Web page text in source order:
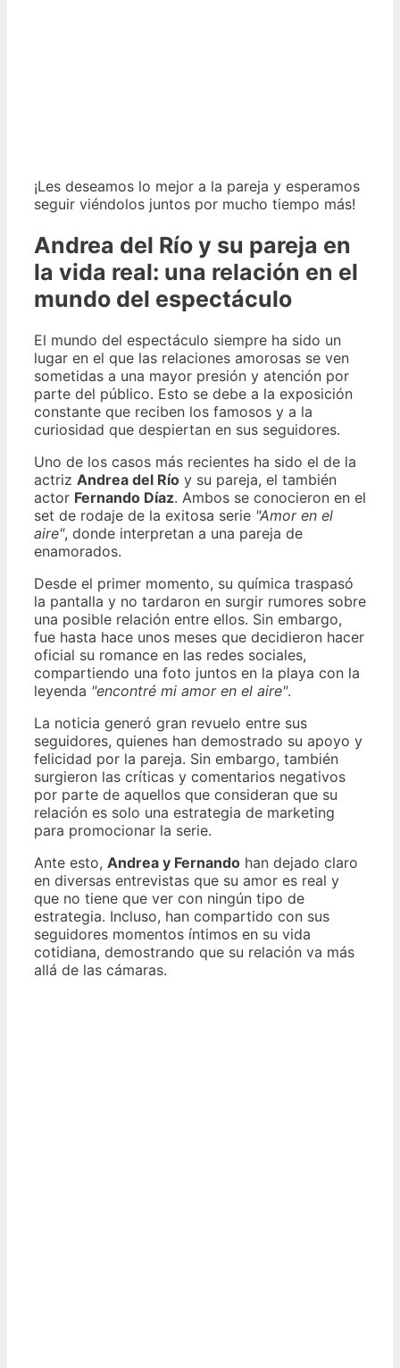
¡Les deseamos lo mejor a la pareja y esperamos
seguir viéndolos juntos por mucho tiempo más!
Andrea del Río y su pareja en
la vida real: una relación en el
mundo del espectáculo
El mundo del espectáculo siempre ha sido un
lugar en el que las relaciones amorosas se ven
sometidas a una mayor presión y atención por
parte del público. Esto se debe a la exposición
constante que reciben los famosos y a la
curiosidad que despiertan en sus seguidores.
Uno de los casos más recientes ha sido el de la
actriz Andrea del Río y su pareja, el también
actor Fernando Díaz. Ambos se conocieron en el
set de rodaje de la exitosa serie "Amor en el
aire", donde interpretan a una pareja de
enamorados.
Desde el primer momento, su química traspasó
la pantalla y no tardaron en surgir rumores sobre
una posible relación entre ellos. Sin embargo,
fue hasta hace unos meses que decidieron hacer
oficial su romance en las redes sociales,
compartiendo una foto juntos en la playa con la
leyenda "encontré mi amor en el aire".
La noticia generó gran revuelo entre sus
seguidores, quienes han demostrado su apoyo y
felicidad por la pareja. Sin embargo, también
surgieron las críticas y comentarios negativos
por parte de aquellos que consideran que su
relación es solo una estrategia de marketing
para promocionar la serie.
Ante esto, Andrea y Fernando han dejado claro
en diversas entrevistas que su amor es real y
que no tiene que ver con ningún tipo de
estrategia. Incluso, han compartido con sus
seguidores momentos íntimos en su vida
cotidiana, demostrando que su relación va más
allá de las cámaras.